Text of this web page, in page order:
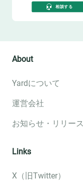
相談する
About
Yardについて
運営会社
お知らせ・リリース
Links
X（旧Twitter）